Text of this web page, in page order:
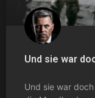
Und sie war
Und sie war